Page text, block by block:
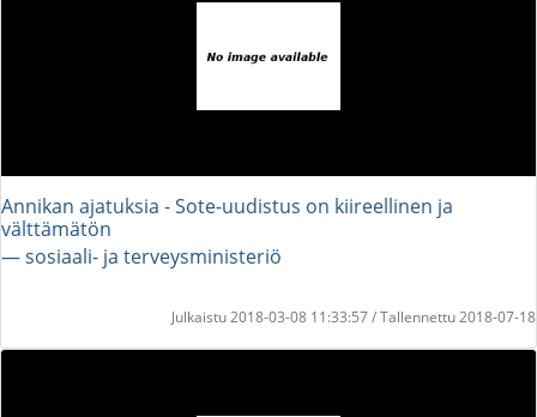
Annikan ajatuksia - Sote-uudistus on kiireellinen ja
välttämätön
― sosiaali- ja terveysministeriö
Julkaistu 2018-03-08 11:33:57 / Tallennettu 2018-07-18